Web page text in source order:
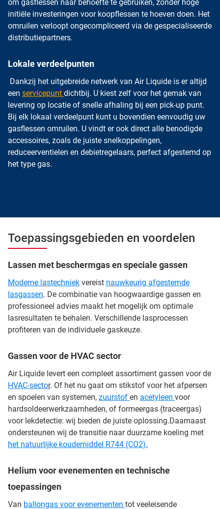
om gasflessen naar behoefte te gebruiken, zonder hoge
initiële investeringen voor koopflessen te hoeven doen. Het
omruilen verloopt ongecompliceerd via de gespecialiseerde
distributiepartners.
Lokale verdeelpunten
Dankzij het uitgebreide netwerk van Air Liquide is er altijd
een servicepunt dichtbij. U kiest zelf voor het gemak van
levering op locatie of snelle afhaling bij een pick-up punt.
Bij elk lokaal verdeelpunt kunt u bovendien eenvoudig uw
gasflessen omruilen. U vindt er ook direct alle benodigde
accessoires, zoals de juiste snelkoppelingen,
reduceerventielen en debietregelaars, perfect afgestemd op
het type gas.
Toepassingsgebieden en voordelen
Lassen met beschermgas en speciale gassen
Moderne lastechniek vereist nauwkeurig afgestemde
lasgassen. De combinatie van hoogwaardige gassen en
professioneel advies maakt het mogelijk om optimale
lasresultaten te behalen. Verschillende lasprocessen
profiteren van de individuele gaskeuze.
Gassen voor de HVAC sector
Air Liquide levert een compleet assortiment gassen voor de
HVAC-sector. Of het nu gaat om stikstof voor het afpersen
en spoelen van systemen, zuurstof en acetyleen voor
hardsoldeerwerkzaamheden, of formeergas (traceergas)
voor lekdetectie: wij bieden de juiste oplossing.Daarnaast
ondersteunen wij de transitie naar duurzame koeling met
het natuurlijke koudemiddel R744 (CO2).
Helium voor evenementen en technische
toepassingen
Van ballongas voor evenementen tot veeleisende